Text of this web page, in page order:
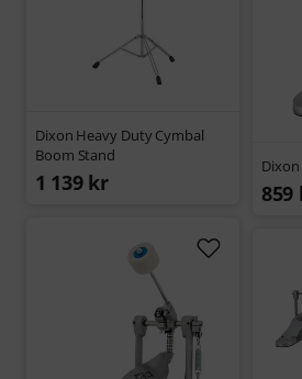
Dixon Heavy Duty Cymbal
Boom Stand
1 139 kr
Dixon
859